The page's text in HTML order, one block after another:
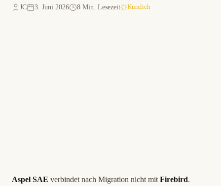
JC 3. Juni 2026 8 Min. Lesezeit Kürzlich
Aspel SAE verbindet nach Migration nicht mit Firebird.